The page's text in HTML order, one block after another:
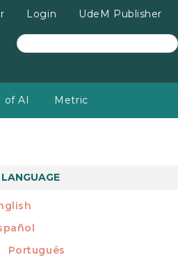
Login UdeM Publisher
of AI Metric
LANGUAGE
Português